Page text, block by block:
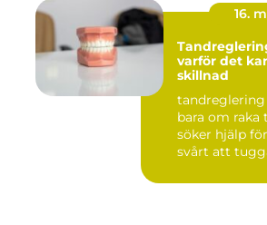
16.
Tandreglering när, hur
varför det
skillnad
bara om raka
söker hjälp
svårt att